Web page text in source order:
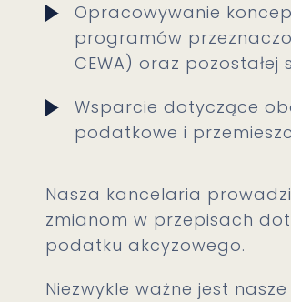
Opracowywanie
programów
CEWA) oraz
Wsparcie dotyczące
podatkowe i
Nasza kancelaria
zmianom w przepisach
podatku akcyzowego.
Niezwykle ważne jest